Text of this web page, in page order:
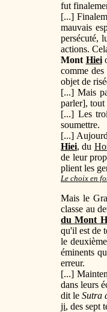
fut
[...]
mauvais
persécuté,
actions.
Mont Hiei
comme
objet de
[...] Mais
parler], tout
[...] Les
soumettre.
[...]
Hiei, du
de leur
plient les
Le choix en
Mais le
classe au
du Mont
qu'il est de
le
éminents
erreur.
[...]
dans leurs
dit leSutra
ji, des sept